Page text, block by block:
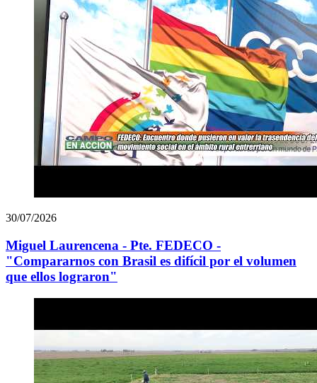
30/07/2026
Miguel Laurencena - Pte. FEDECO -
"Compararnos con Brasil es difícil por el volumen
que ellos lograron"